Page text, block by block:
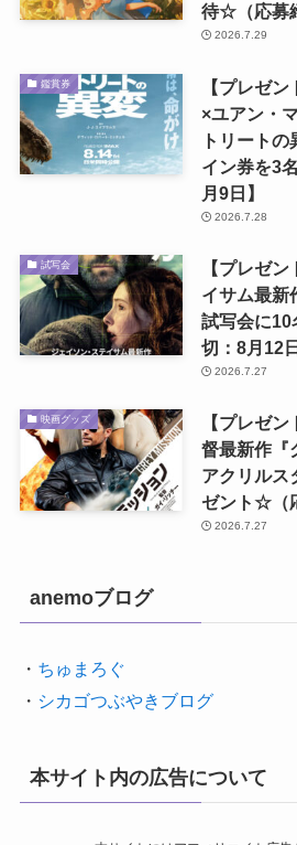
待☆（応募
2026.7.29
鑑賞券
【プレゼ
×ユアン・
トリート
イン券を3
月9日】
2026.7.28
試写会
【プレゼ
イサム最新
試写会に
切：8月12日
2026.7.27
映画グッズ
【プレゼ
督最新作『
アクリルス
ゼント☆（
2026.7.27
anemoブログ
・ ちゅまろぐ
・ シカゴつぶやきブログ
本サイト内の広告について